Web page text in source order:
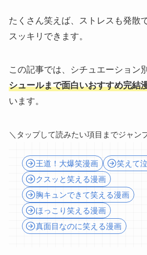
たくさん笑えば、ストレスも発散
スッキリできます。
この記事では、シチュエーション
シュールまで面白いおすすめ完結
います。
＼タップして読みたい項目までジャン
王道！大爆笑漫画
笑えて
クスッと笑える漫画
胸キュンできて笑える漫画
ほっこり笑える漫画
真面目なのに笑える漫画